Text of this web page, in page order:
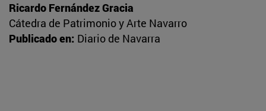
Ricardo Fernández Gracia
Cátedra de Patrimonio y Arte Navarro
Publicado en: Diario de Navarra